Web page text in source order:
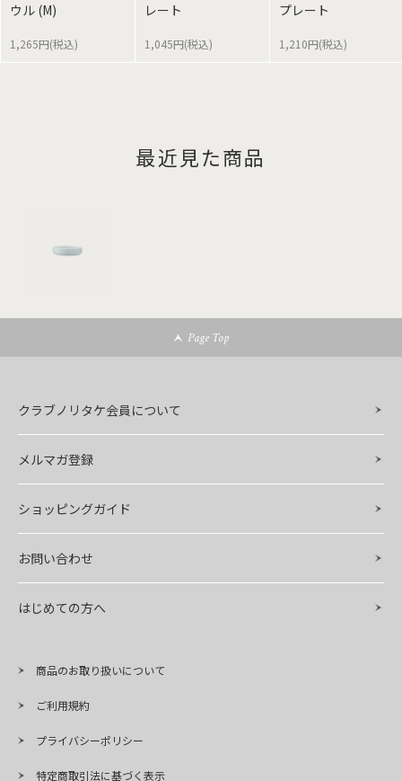
ウル (M)
1,265円(税込)
レート
1,045円(税込)
プレート
1,210円(税込)
最近見た商品
Page Top
クラブノリタケ会員について
メルマガ登録
ショッピングガイド
お問い合わせ
はじめての方へ
商品のお取り扱いについて
ご利用規約
プライバシーポリシー
特定商取引法に基づく表示